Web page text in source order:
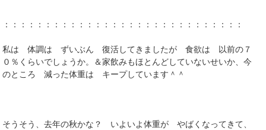
：：：：：：：：：：：：：：：：：：：：：：：：：：：：：
私は 体調は ずいぶん 復活してきましたが 食欲は 以前の７
０％くらいでしょうか。＆家飲みもほとんどしていないせいか、今
のところ 減った体重は キープしています＾＾
そうそう、去年の秋かな？ いよいよ体重が やばくなってきて、